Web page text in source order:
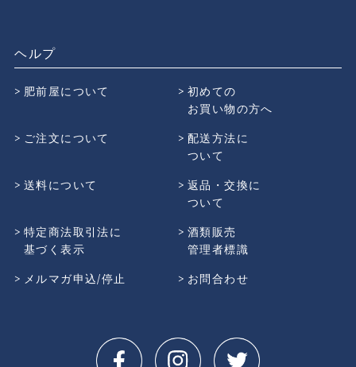
ヘルプ
肥前屋について
初めての
お買い物の方へ
ご注文について
配送方法に
ついて
送料について
返品・交換に
ついて
特定商法取引法に
基づく表示
酒類販売
管理者標識
メルマガ申込/停止
お問合わせ